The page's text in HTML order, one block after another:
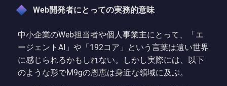
Web開発者にとっての実務的意味
中小企業のWeb担当者や個人事業主にとって、「エ
ージェントAI」や「192コア」という言葉は遠い世界
に感じられるかもしれない。しかし実際には、以下
のような形でM9gの恩恵は身近な領域に及ぶ。